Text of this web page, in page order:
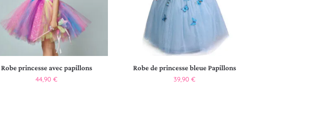
Robe princesse avec papillons
44,90 €
Robe de princesse bleue Papillons
39,90 €